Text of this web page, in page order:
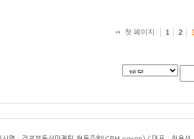
첫 페이지 1 2